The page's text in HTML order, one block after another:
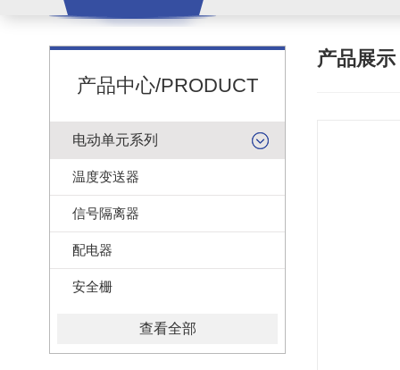
产品中心/PRODUCT
电动单元系列
温度变送器
信号隔离器
配电器
安全栅
查看全部
产品展示